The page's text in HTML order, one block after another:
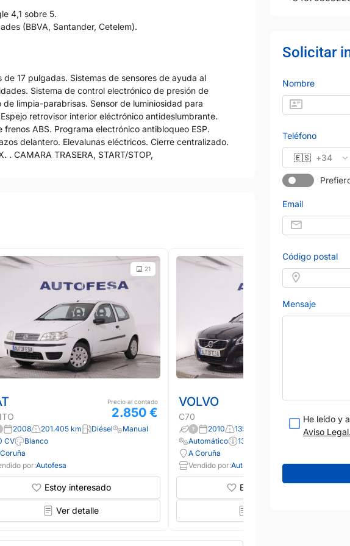
4,1 sobre 5.
(BBVA, Santander, Cetelem).
17 pulgadas. Sistemas de sensores de ayuda al
Sistema de control electrónico de presión de
limpia-parabrisas. Sensor de luminiosidad para
retrovisor interior eléctrónico antideslumbrante.
ABS. Programa electrónico antibloqueo ESP.
delantero. Elevalunas eléctricos. Cierre centralizado.
CAMARA TRASERA, START/STOP,
21
Precio al contado
2.850 €
2008 201.405 km Diésel
Manual
CV
Blanco
por:Autofesa
Estoy interesado
Ver detalle
24
VOLVO
C70
Precio al
9.350 €
2010 135.000 km
Diésel
Automático
136 CV
A Coruña
Vendido por:Autofesa
Estoy interesado
Solicitar
Nombre
Teléfono
🇪🇸 +34
Email
Código postal
Mensaje
He leído y
Aviso Legal.